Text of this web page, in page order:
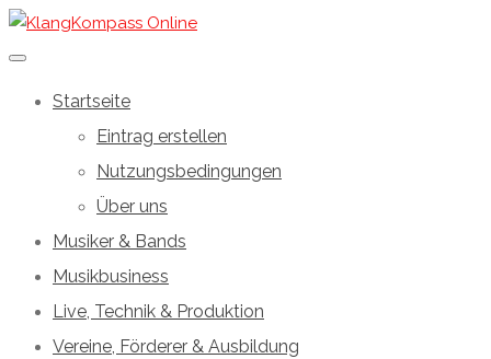
Startseite
Eintrag erstellen
Nutzungsbedingungen
Über uns
Musiker & Bands
Musikbusiness
Live, Technik & Produktion
Vereine, Förderer & Ausbildung